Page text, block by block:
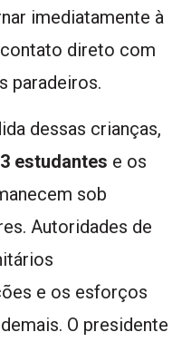
imediatamente à
direto com
paradeiros.
dessas crianças,
estudantes e os
sob
Autoridades de
e os esforços
O presidente